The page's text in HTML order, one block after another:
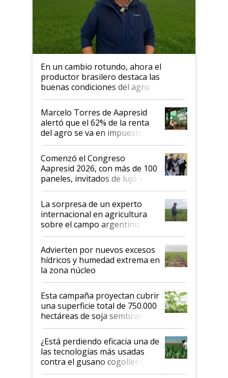
En un cambio rotundo, ahora el
productor brasilero destaca las
buenas condiciones del agro
argentino para invertir: "Los veo
más motivados"
Marcelo Torres de Aapresid
alertó que el 62% de la renta
del agro se va en impuestos:
"No es bueno que en
Argentina se sigan discutiendo
las mismas cosas de hace 50
años"
Comenzó el Congreso
Aapresid 2026, con más de 100
paneles, invitados de lujo y
todas las tendencias
La sorpresa de un experto
internacional en agricultura
sobre el campo argentino:
"Estoy muy impresionado"
Advierten por nuevos excesos
hídricos y humedad extrema en
la zona núcleo
Esta campaña proyectan cubrir
una superficie total de 750.000
hectáreas de soja sembradas
con una nueva generación de
variedades que marcan un
salto tecnológico en genética y
rendimiento
¿Está perdiendo eficacia una de
las tecnologías más usadas
contra el gusano cogollero? El
desafío de una tecnología clave